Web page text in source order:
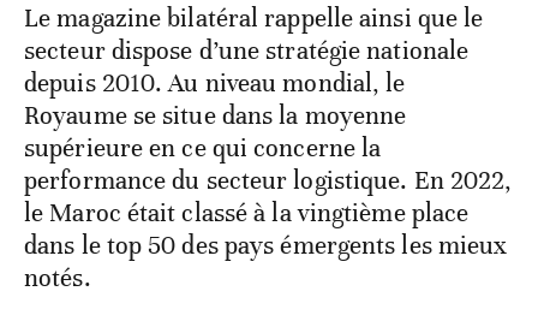
Le magazine bilatéral rappelle ainsi que le
secteur dispose d’une stratégie nationale
depuis 2010. Au niveau mondial, le
Royaume se situe dans la moyenne
supérieure en ce qui concerne la
performance du secteur logistique. En 2022,
le Maroc était classé à la vingtième place
dans le top 50 des pays émergents les mieux
notés.